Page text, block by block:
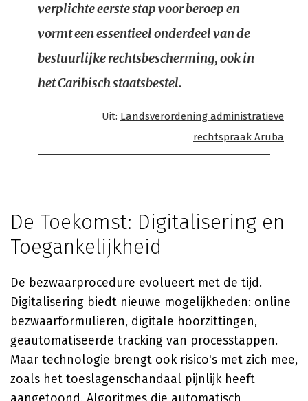
verplichte eerste stap voor beroep en
vormt een essentieel onderdeel van de
bestuurlijke rechtsbescherming, ook in
het Caribisch staatsbestel.
Uit: Landsverordening administratieve
rechtspraak Aruba
De Toekomst: Digitalisering en
Toegankelijkheid
De bezwaarprocedure evolueert met de tijd.
Digitalisering biedt nieuwe mogelijkheden: online
bezwaarformulieren, digitale hoorzittingen,
geautomatiseerde tracking van processtappen.
Maar technologie brengt ook risico's met zich mee,
zoals het toeslagenschandaal pijnlijk heeft